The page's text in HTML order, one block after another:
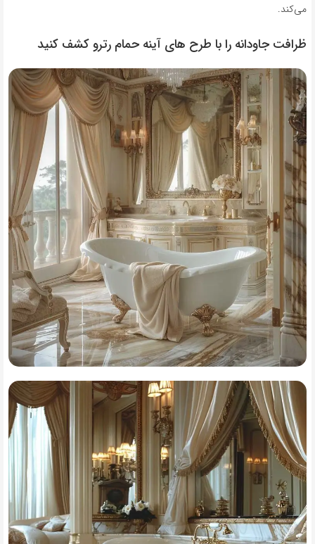
می‌کند.
ظرافت جاودانه را با طرح های آینه حمام رترو کشف کنید